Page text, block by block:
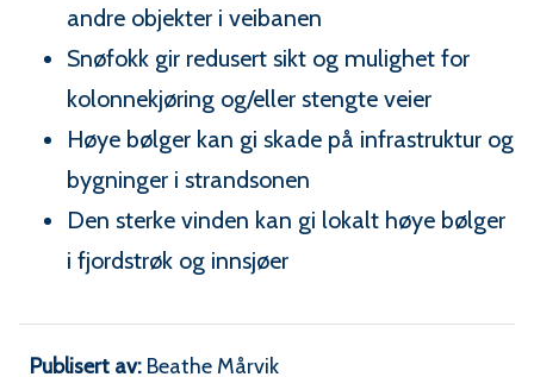
andre objekter i veibanen
Snøfokk gir redusert sikt og mulighet for
kolonnekjøring og/eller stengte veier
Høye bølger kan gi skade på infrastruktur og
bygninger i strandsonen
Den sterke vinden kan gi lokalt høye bølger
i fjordstrøk og innsjøer
Publisert av Beathe Mårvik